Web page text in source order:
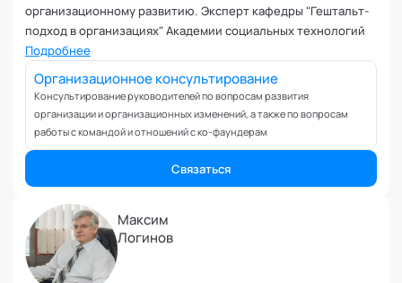
Подготовка и обучение специалистов
Половое воспитание
Проблемы с партнером
Прогнозирование
Продуктивность и мотивация сотрудников
Профайлинг и оценка персонала
Профориентация и поиск призвания
ПТСР
Развитие коммуникабельности
Развитие креативности
организационному развитию. Эксперт кафедры "Гештальт-
подход в организациях" Академии социальных технологий
Подробнее
Организационное консультирование
Консультирование руководителей по вопросам развития
организации и организационных изменений, а также по вопросам
работы с командой и отношений с ко-фаундерам
Связаться
Максим
Логинов